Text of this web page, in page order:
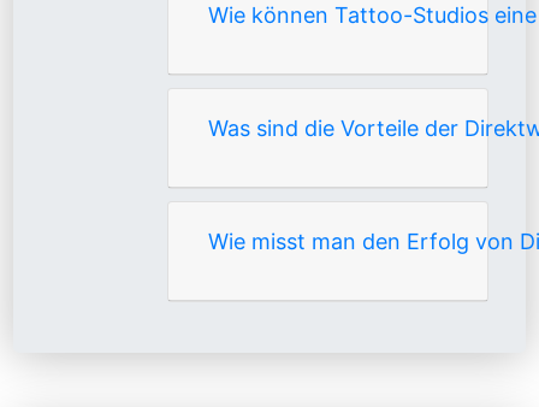
Wie können Tattoo-Studios
Was sind die Vorteile der
Wie misst man den Erfolg von